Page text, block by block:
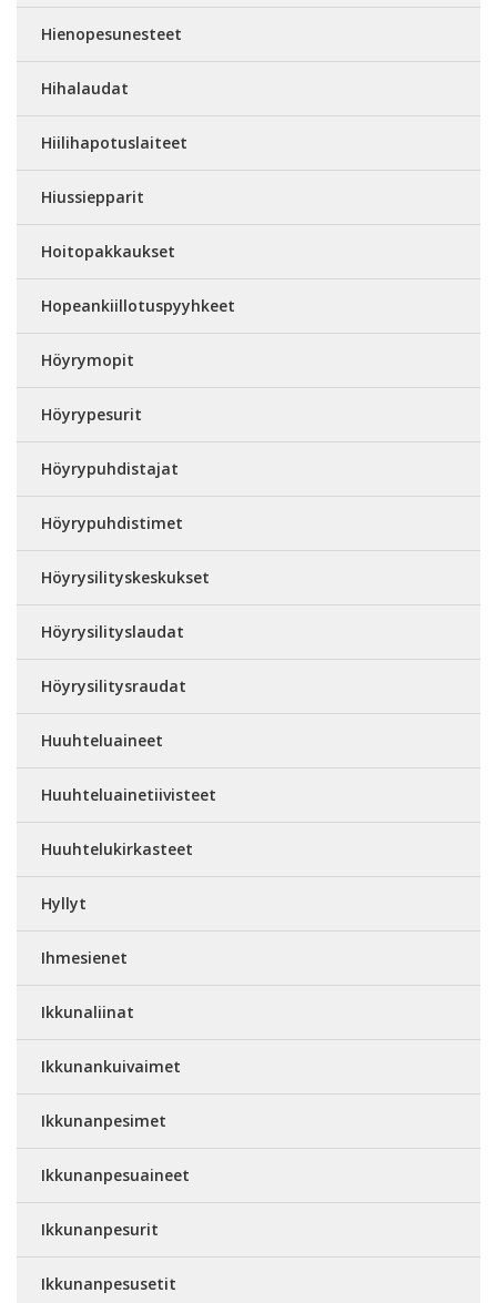
Hienopesunesteet
Hihalaudat
Hiilihapotuslaiteet
Hiussiepparit
Hoitopakkaukset
Hopeankiillotuspyyhkeet
Höyrymopit
Höyrypesurit
Höyrypuhdistajat
Höyrypuhdistimet
Höyrysilityskeskukset
Höyrysilityslaudat
Höyrysilitysraudat
Huuhteluaineet
Huuhteluainetiivisteet
Huuhtelukirkasteet
Hyllyt
Ihmesienet
Ikkunaliinat
Ikkunankuivaimet
Ikkunanpesimet
Ikkunanpesuaineet
Ikkunanpesurit
Ikkunanpesusetit